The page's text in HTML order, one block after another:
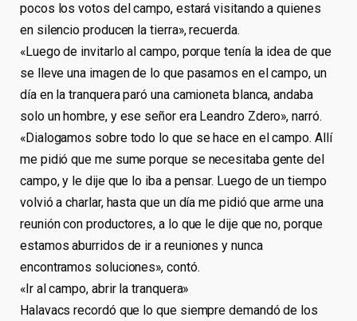
pocos los votos del campo, estará visitando a quienes
en silencio producen la tierra», recuerda.
«Luego de invitarlo al campo, porque tenía la idea de que
se lleve una imagen de lo que pasamos en el campo, un
día en la tranquera paró una camioneta blanca, andaba
solo un hombre, y ese señor era Leandro Zdero», narró.
«Dialogamos sobre todo lo que se hace en el campo. Allí
me pidió que me sume porque se necesitaba gente del
campo, y le dije que lo iba a pensar. Luego de un tiempo
volvió a charlar, hasta que un día me pidió que arme una
reunión con productores, a lo que le dije que no, porque
estamos aburridos de ir a reuniones y nunca
encontramos soluciones», contó.
«Ir al campo, abrir la tranquera»
Halavacs recordó que lo que siempre demandó de los